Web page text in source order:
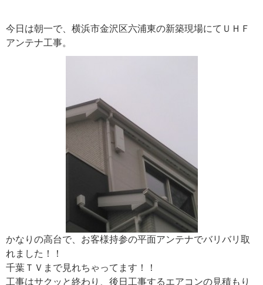
今日は朝一で、横浜市金沢区六浦東の新築現場にてＵＨＦ
アンテナ工事。
かなりの高台で、お客様持参の平面アンテナでバリバリ取
れました！！
千葉ＴＶまで見れちゃってます！！
工事はサクッと終わり、後日工事するエアコンの見積もり